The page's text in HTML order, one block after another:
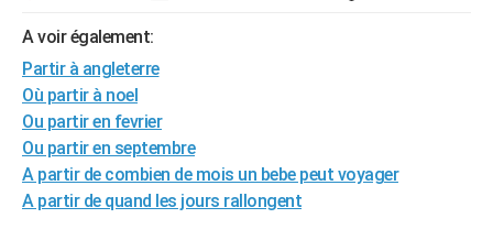
SANTE
Alimentation
Guide de la santé
Maladies
Médicaments
Sommeil
VOYAGE
Destinations
City break
Voyage nature
Voyage de noces
Forum
Climat
+PHOTO
GUIDES D'ACHAT
BONS PLANS
A voir également:
Partir à angleterre
Où partir à noel
Ou partir en fevrier
Ou partir en septembre
A partir de combien de mois un bebe peut voyager
A partir de quand les jours rallongent